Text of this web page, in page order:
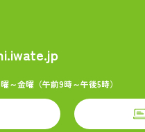
～金曜（午前9時～午後5時）